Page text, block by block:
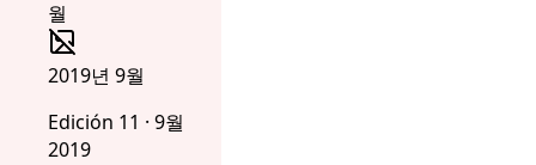
2019년 9월
Edición 11 · 9월
2019